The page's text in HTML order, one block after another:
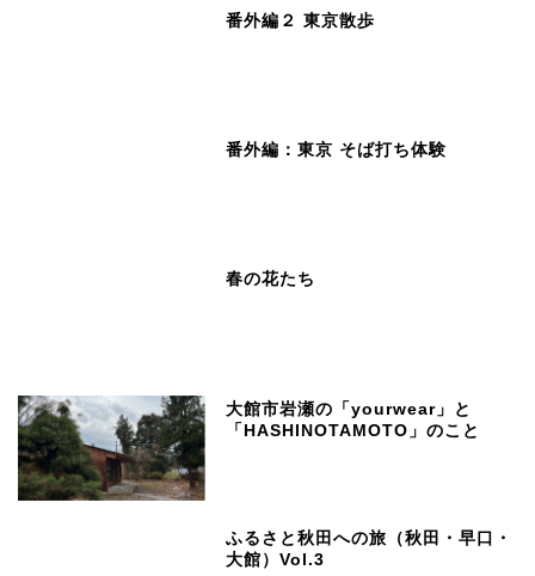
番外編２ 東京散歩
番外編：東京 そば打ち体験
春の花たち
大館市岩瀬の「yourwear」と
「HASHINOTAMOTO」のこと
ふるさと秋田への旅（秋田・早口・
大館）Vol.3